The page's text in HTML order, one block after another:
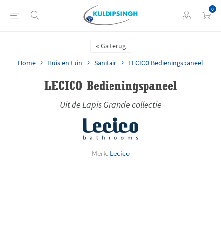
0
Ga terug
Home
Huis en tuin Sanitair LECICO Bedieningspaneel
LECICO Bedieningspaneel
Uit de Lapis Grande collectie
Merk: Lecico